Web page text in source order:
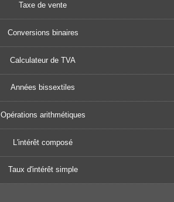
Taxe de vente
Conversions binaires
Calculateur de TVA
Années bissextiles
Opérations arithmétiques
L'intérêt composé
Taux d'intérêt simple